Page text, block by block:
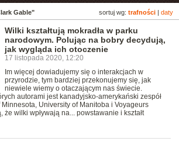
sortuj wg: trafności daty
Gable"
Wilki kształtują mokradła w parku
narodowym. Polując na bobry decydują,
jak wygląda ich otoczenie
17 listopada 2020, 12:20
Im więcej dowiadujemy się o interakcjach w
przyrodzie, tym bardziej przekonujemy się, jak
niewiele wiemy o otaczającym nas świecie.
autorami jest kanadyjsko-amerykański zespół
University of Manitoba i Voyageurs
że wilki wpływają na... powstawanie i kształt